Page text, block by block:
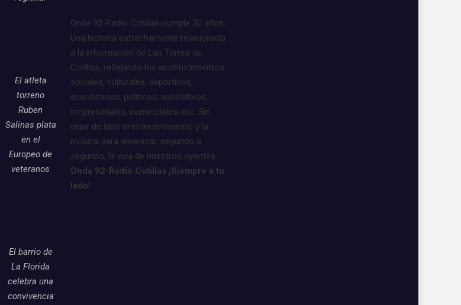
El atleta
torreno
Ruben
Salinas plata
en el
Europeo de
veteranos
El barrio de
La Florida
celebra una
convivencia
Onda 92-Radio Cotillas cumple 30 años.
Una historia estrechamente relacionada
a la información de Las Torres de
Cotillas, reflejando los acontecimientos
sociales, culturales, deportivos,
económicos, políticos, asociativos,
empresariales, comerciales, etc. Sin
dejar de lado el entretenimiento y la
música para amenizar, segundo a
segundo, la vida de nuestros oyentes.
Onda 92-Radio Cotillas ¡Siempre a tu
lado!